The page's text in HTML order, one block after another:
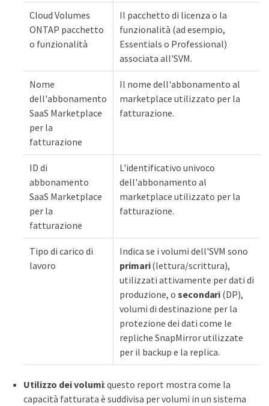
Cloud Volumes
ONTAP pacchetto
o funzionalità
Il pacchetto di licenza o la
funzionalità (ad esempio,
Essentials o Professional)
associata all'SVM.
Nome
dell'abbonamento
SaaS Marketplace
per la
fatturazione
Il nome dell'abbonamento al
marketplace utilizzato per la
fatturazione.
ID di
abbonamento
SaaS Marketplace
per la
fatturazione
L'identificativo univoco
dell'abbonamento al
marketplace utilizzato per la
fatturazione.
Tipo di carico di
lavoro
Indica se i volumi dell'SVM sono
primari(lettura/scrittura),
utilizzati attivamente per dati di
produzione, o secondari (DP),
volumi di destinazione per la
protezione dei dati come le
repliche SnapMirror utilizzate
per il backup e la replica.
Utilizzo dei volumi: questo report mostra come la
capacità fatturata è suddivisa per volumi in un sistema